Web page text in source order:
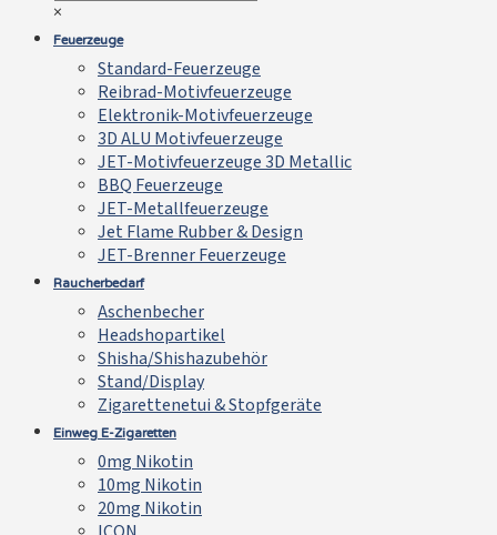
×
Feuerzeuge
Standard-Feuerzeuge
Reibrad-Motivfeuerzeuge
Elektronik-Motivfeuerzeuge
3D ALU Motivfeuerzeuge
JET-Motivfeuerzeuge 3D Metallic
BBQ Feuerzeuge
JET-Metallfeuerzeuge
Jet Flame Rubber & Design
JET-Brenner Feuerzeuge
Raucherbedarf
Aschenbecher
Headshopartikel
Shisha/Shishazubehör
Stand/Display
Zigarettenetui & Stopfgeräte
Einweg E-Zigaretten
0mg Nikotin
10mg Nikotin
20mg Nikotin